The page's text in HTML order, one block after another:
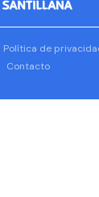
Política de
Contacto